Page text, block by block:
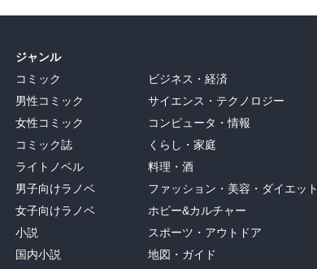
ジャンル
コミック
男性コミック
女性コミック
コミック誌
ライトノベル
男子向けラノベ
女子向けラノベ
小説
国内小説
ビジネス・経済
サイエンス・テクノロジー
コンピュータ・情報
くらし・家庭
料理・酒
ファッション・美容・ダイエット
ホビー&カルチャー
スポーツ・アウトドア
地図・ガイド